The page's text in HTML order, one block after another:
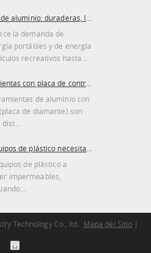
la demanda de
portátiles y de energía
recreativos hasta...
de aluminio con
de diamante) son
de plástico a
impermeables,
Technology Co., ltd. Mapa del Sitio |